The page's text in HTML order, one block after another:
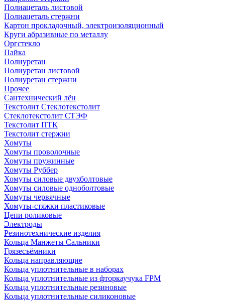
Полиацеталь листовой
Полиацеталь стержни
Картон прокладочный, электроизоляционный
Круги абразивные по металлу
Оргстекло
Пайка
Полиуретан
Полиуретан листовой
Полиуретан стержни
Прочее
Сантехнический лён
Текстолит Стеклотекстолит
Стеклотекстолит СТЭФ
Текстолит ПТК
Текстолит стержни
Хомуты
Хомуты проволочные
Хомуты пружинные
Хомуты Руббер
Хомуты силовые двухболтовые
Хомуты силовые одноболтовые
Хомуты червячные
Хомуты-стяжки пластиковые
Цепи роликовые
Электроды
Резинотехнические изделия
Кольца Манжеты Сальники
Грязесъёмники
Кольца направляющие
Кольца уплотнительные в наборах
Кольца уплотнительные из фторкаучука FPM
Кольца уплотнительные резиновые
Кольца уплотнительные силиконовые